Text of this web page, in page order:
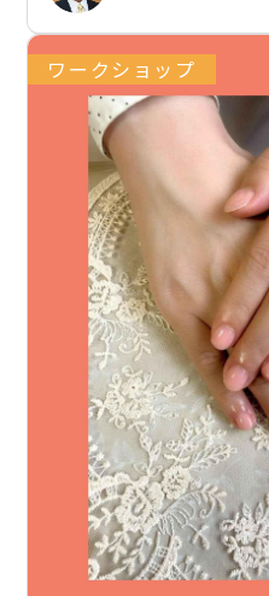
ワークショップ